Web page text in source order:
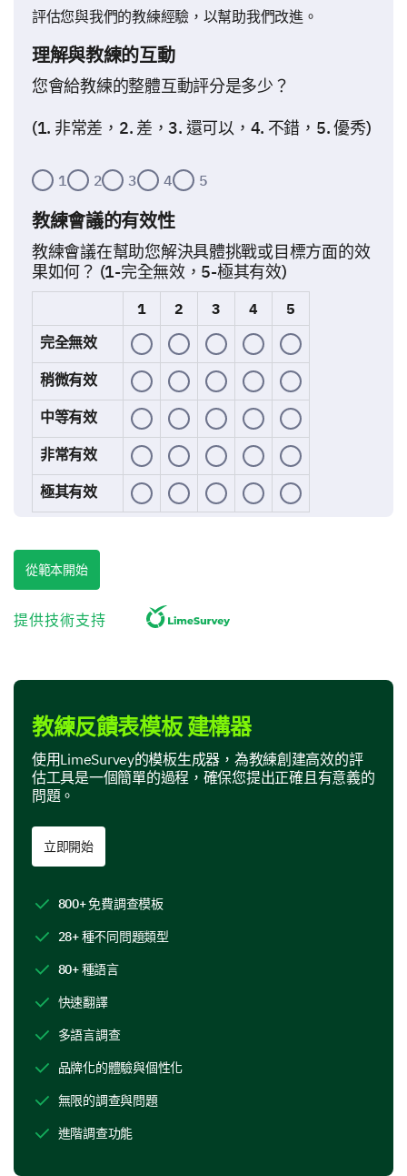
評估您與我們的教練經驗，以幫助我們改進。
理解與教練的互動
您會給教練的整體互動評分是多少？
(1. 非常差，2. 差，3. 還可以，4. 不錯，5. 優秀)
1 2 3 4 5
教練會議的有效性
教練會議在幫助您解決具體挑戰或目標方面的效
果如何？ (1-完全無效，5-極其有效)
1 2 3 4
5
完全無效
稍微有效
中等有效
非常有效
極其有效
描述教練會議如何幫助您克服挑戰並實現目標。
您注意到教練和教練會議的優勢有哪些？（您可
以選擇多個。）
優秀的溝通技巧
激勵他人的能力
卓越的問題解決技巧
鼓勵自我發現
創造安全的環境
適用選項並提供評論）
溝通
從範本開始
提供技術支持
教練反饋表模板 建構器
使用LimeSurvey的模板生成器，為教練創建高效的評
估工具是一個簡單的過程，確保您提出正確且有意義的
問題。
立即開始
800+ 免費調查模板
28+ 種不同問題類型
80+ 種語言
快速翻譯
多語言調查
品牌化的體驗與個性化
無限的調查與問題
進階調查功能